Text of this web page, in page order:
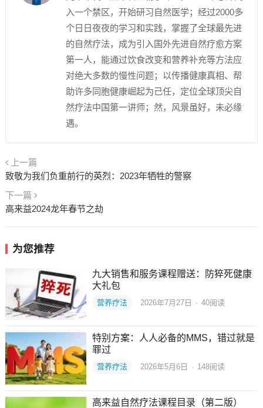
入一个禁区，开始研习自然医学；经过2000多
个日日夜夜的学习和实践，掌握了全球最先进
的自然疗法，成为引入国外先进自然疗愈方案
第一人，能通过饮食改变和营养补充等方法应
对绝大多数的慢性问题；以传播健康真相、帮
助许多同胞健康崛起为己任，定位全球顶尖自
然疗法中国第一讲师；然，风景虽好，未必缘
遇。
上一篇
致敬为我们负重前行的英烈：2023年牺牲的警察
下一篇
高来益2024龙年春节之劫
为您推荐
九大销售和服务课程赠送：防猝死健康
大礼包
营养疗法 2026年7月27日 · 40阅读
特别方案：人人必备的MMS，错过就是
罪过
营养疗法 2026年5月6日 · 148阅读
高来益自然疗法课程目录（第二版）